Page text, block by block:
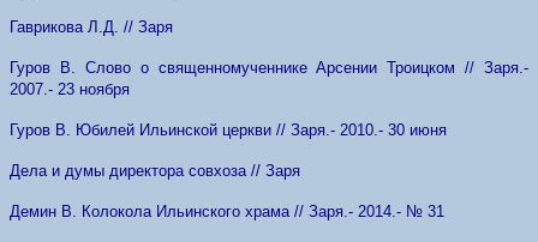
Гаврикова Л.Д. // Заря
Гуров В. Слово о священномученнике Арсении Троицком // Заря.-
2007.- 23 ноября
Гуров В. Юбилей Ильинской церкви // Заря.- 2010.- 30 июня
Дела и думы директора совхоза // Заря
Демин В. Колокола Ильинского храма // Заря.- 2014.- № 31